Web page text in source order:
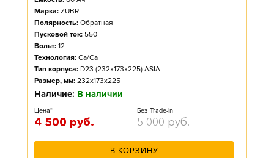
Марка: ZUBR
Полярность: Обратная
Пусковой ток: 550
Вольт: 12
Технология: Ca/Ca
Тип корпуса: D23 (232x173x225) ASIA
Размер, мм: 232x173x225
Наличие: В наличии
Цена*
4 500 руб.
Без Trade-in
5 000 руб.
В КОРЗИНУ